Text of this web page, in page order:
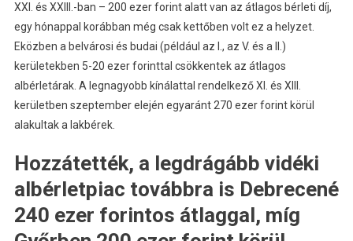
XXI. és XXIII.-ban – 200 ezer forint alatt van az átlagos bérleti díj,
egy hónappal korábban még csak kettőben volt ez a helyzet.
Eközben a belvárosi és budai (például az I., az V. és a II.)
kerületekben 5-20 ezer forinttal csökkentek az átlagos
albérletárak. A legnagyobb kínálattal rendelkező XI. és XIII.
kerületben szeptember elején egyaránt 270 ezer forint körül
alakultak a lakbérek.
Hozzátették, a legdrágább vidéki
albérletpiac továbbra is Debrecené
240 ezer forintos átlaggal, míg